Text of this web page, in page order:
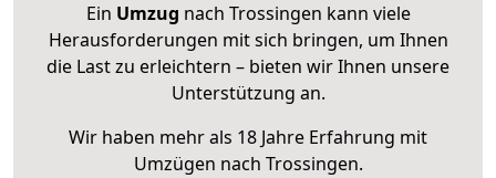
Ein Umzug nach Trossingen kann viele
Herausforderungen mit sich bringen, um Ihnen
die Last zu erleichtern – bieten wir Ihnen unsere
Unterstützung an.
Wir haben mehr als 18 Jahre Erfahrung mit
Umzügen nach Trossingen.